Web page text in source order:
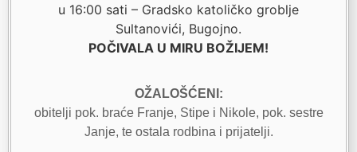
u 16:00 sati – Gradsko katoličko groblje
Sultanovići, Bugojno.
POČIVALA U MIRU BOŽIJEM!
OŽALOŠĆENI:
obitelji pok. braće Franje, Stipe i Nikole, pok. sestre
Janje, te ostala rodbina i prijatelji.